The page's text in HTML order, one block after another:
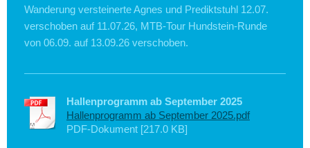
Wanderung versteinerte Agnes und Prediktstuhl 12.07.
verschoben auf 11.07.26, MTB-Tour Hundstein-Runde
von 06.09. auf 13.09.26 verschoben.
Hallenprogramm ab September 2025
Hallenprogramm ab September 2025.pdf
PDF-Dokument [217.0 KB]